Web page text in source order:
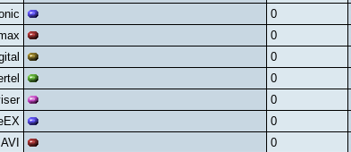
0
0
0
0
0
0
0